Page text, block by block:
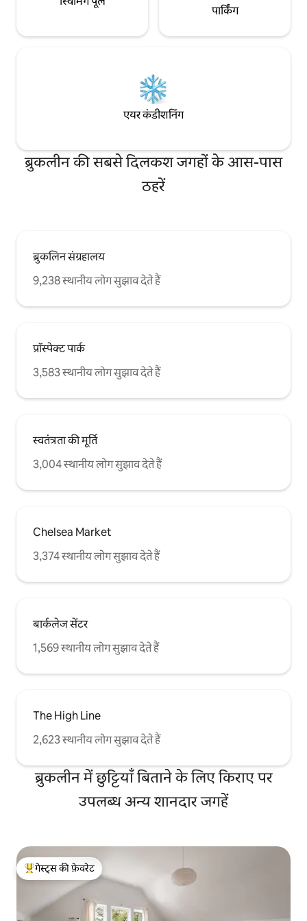
पार्किंग
एयर कंडीशनिंग
ब्रुकलीन की सबसे दिलकश जगहों के आस-पास
ठहरें
ब्रुकलिन संग्रहालय
9,238 स्थानीय लोग सुझाव देते हैं
प्रॉस्पेक्ट पार्क
3,583 स्थानीय लोग सुझाव देते हैं
स्वतंत्रता की मूर्ति
3,004 स्थानीय लोग सुझाव देते हैं
Chelsea Market
3,374 स्थानीय लोग सुझाव देते हैं
बार्कलेज सेंटर
1,569 स्थानीय लोग सुझाव देते हैं
The High Line
2,623 स्थानीय लोग सुझाव देते हैं
ब्रुकलीन में छुट्टियाँ बिताने के लिए किराए पर
उपलब्ध अन्य शानदार जगहें
गेस्ट्स का टॉप फ़ेवरेट
गेस्ट्स की फ़ेवरेट